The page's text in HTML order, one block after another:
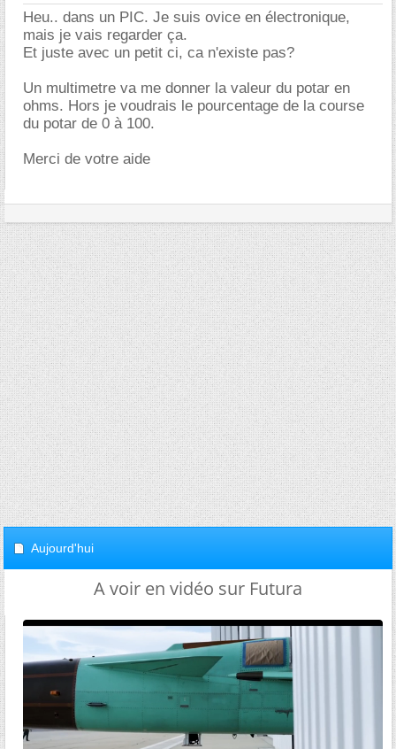
Heu.. dans un PIC. Je suis ovice en électronique,
mais je vais regarder ça.
Et juste avec un petit ci, ca n'existe pas?
Un multimetre va me donner la valeur du potar en
ohms. Hors je voudrais le pourcentage de la course
du potar de 0 à 100.
Merci de votre aide
Aujourd'hui
A voir en vidéo sur Futura